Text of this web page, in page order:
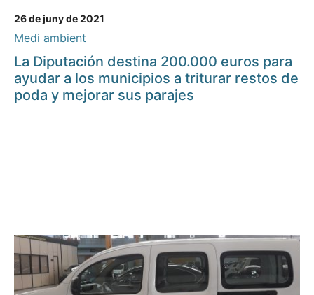
26 de juny de 2021
Medi ambient
La Diputación destina 200.000 euros para
ayudar a los municipios a triturar restos de
poda y mejorar sus parajes